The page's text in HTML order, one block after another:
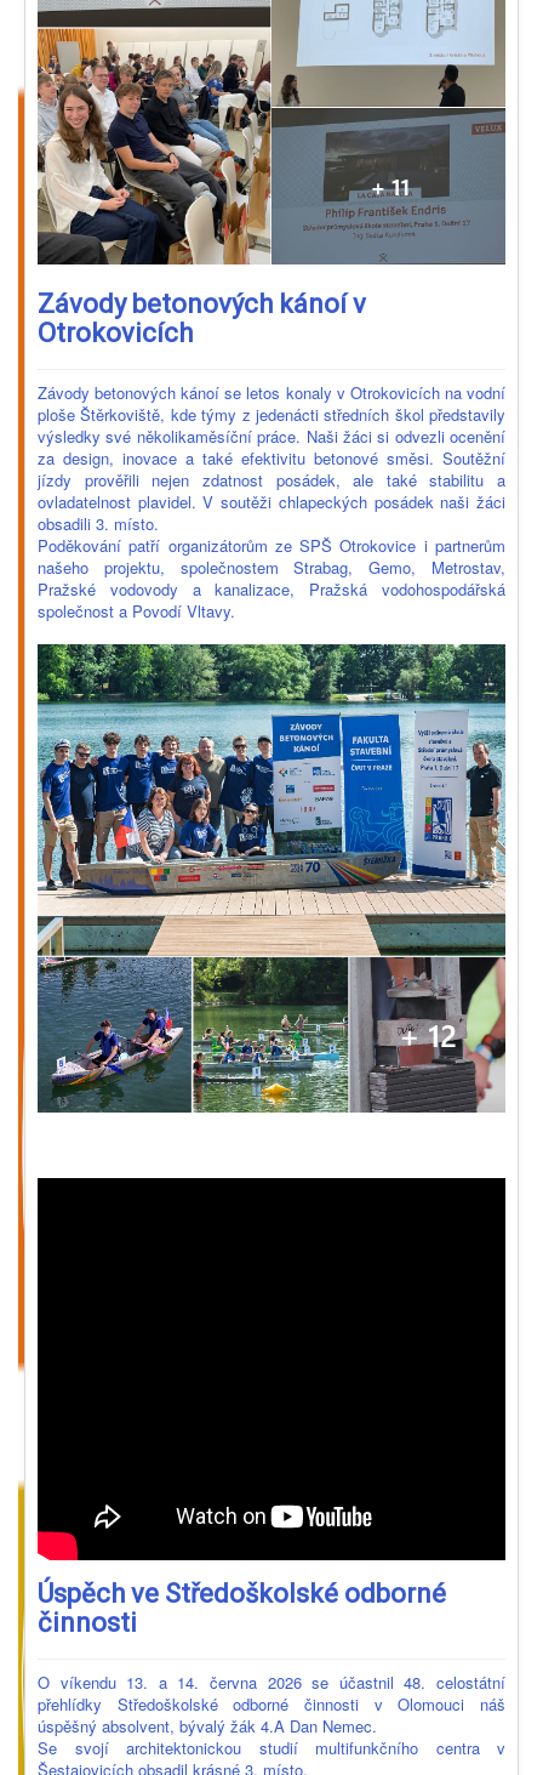
Závody betonových kánoí v
Otrokovicích
Závody betonových kánoí se letos konaly v Otrokovicích na vodní
ploše Štěrkoviště, kde týmy z jedenácti středních škol představily
výsledky své několikaměsíční práce. Naši žáci si odvezli ocenění
za design, inovace a také efektivitu betonové směsi. Soutěžní
jízdy prověřili nejen zdatnost posádek, ale také stabilitu a
ovladatelnost plavidel. V soutěži chlapeckých posádek naši žáci
obsadili 3. místo.
Poděkování patří organizátorům ze SPŠ Otrokovice i partnerům
našeho projektu, společnostem Strabag, Gemo, Metrostav,
Pražské vodovody a kanalizace, Pražská vodohospodářská
společnost a Povodí Vltavy.
Úspěch ve Středoškolské odborné
činnosti
O víkendu 13. a 14. června 2026 se účastnil 48. celostátní
přehlídky Středoškolské odborné činnosti v Olomouci náš
úspěšný absolvent, bývalý žák 4.A Dan Nemec.
Se svojí architektonickou studií multifunkčního centra v
Šestajovicích obsadil krásné 3. místo.